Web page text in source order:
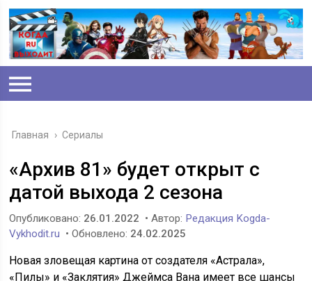
Главная › Сериалы
«Архив 81» будет открыт с
датой выхода 2 сезона
Опубликовано: 26.01.2022 • Автор: Редакция Kogda-
Vykhodit.ru • Обновлено: 24.02.2025
Новая зловещая картина от создателя «Астрала»,
«Пилы» и «Заклятия» Джеймса Вана имеет все шансы